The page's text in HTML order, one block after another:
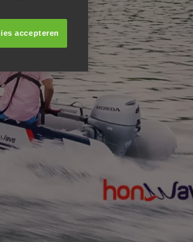
accepteren